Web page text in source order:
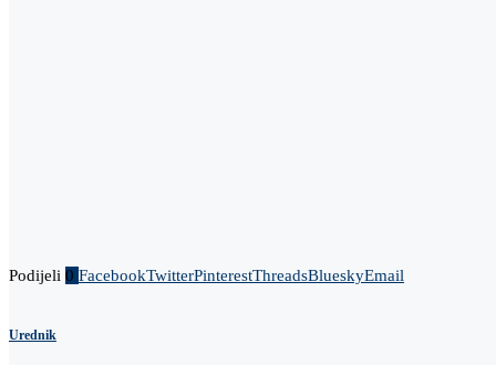
Podijeli 0 FacebookTwitterPinterestThreadsBlueskyEmail
Urednik